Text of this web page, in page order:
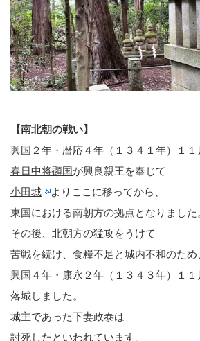
【南北朝の戦い】
興国２年・暦応４年（１３４１年）１１
春日中将顕国が興良親王を奉じて
小田城
よりここに移ってから、
東国における南朝方の拠点となりました
その後、北朝方の猛攻をうけて
苦戦を続け、食糧不足と城内不和のため
興国４年・康永２年（１３４３年）１１
落城しました。
城主であった下妻政泰は
討死したといわれています。